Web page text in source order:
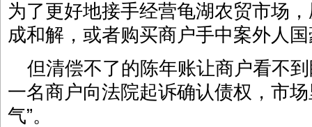
为了更好地接手经营龟湖农贸市场
成和解，或者购买商户手中案外人
但清偿不了的陈年账让商户看不
一名商户向法院起诉确认债权，市场
气”。